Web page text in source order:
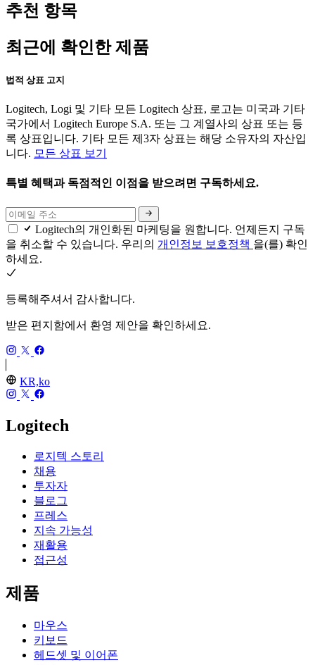
추천 항목
최근에 확인한 제품
법적 상표 고지
Logitech, Logi 및 기타 모든 Logitech 상표, 로고는 미국과 기타
국가에서 Logitech Europe S.A. 또는 그 계열사의 상표 또는 등
록 상표입니다. 기타 모든 제3자 상표는 해당 소유자의 자산입
니다. 모든 상표 보기
특별 혜택과 독점적인 이점을 받으려면 구독하세요.
Logitech의 개인화된 마케팅을 원합니다. 언제든지 구독
을 취소할 수 있습니다. 우리의 개인정보 보호정책 을(를) 확인
하세요.
등록해주셔서 감사합니다.
받은 편지함에서 환영 제안을 확인하세요.
KR,ko
Logitech
로지텍 스토리
채용
투자자
블로그
프레스
지속 가능성
재활용
접근성
제품
마우스
키보드
헤드셋 및 이어폰